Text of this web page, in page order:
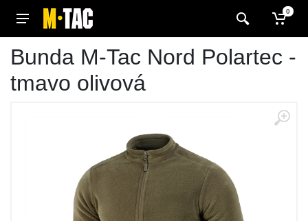
0
Bunda M-Tac Nord Polartec -
tmavo olivová